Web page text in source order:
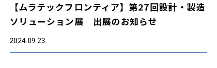
【ムラテックフロンティア】第27回設計・製造
ソリューション展 出展のお知らせ
2024.09.23